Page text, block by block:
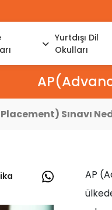
Yurtdışı Dil
Okulları
Sınavı
AP